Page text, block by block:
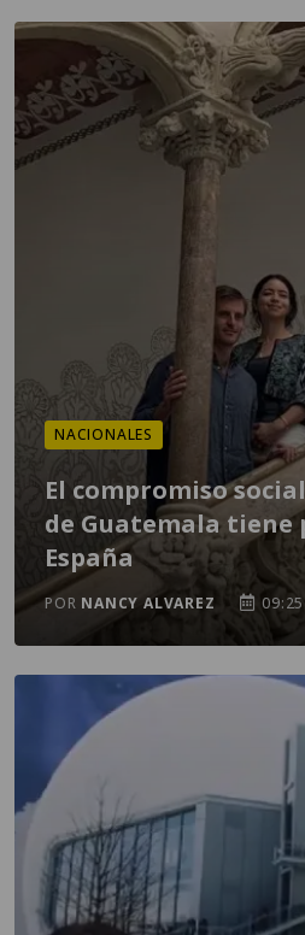
NACIONALES
El compromiso
de Guatemala tiene
España
POR NANCY ALVAREZ